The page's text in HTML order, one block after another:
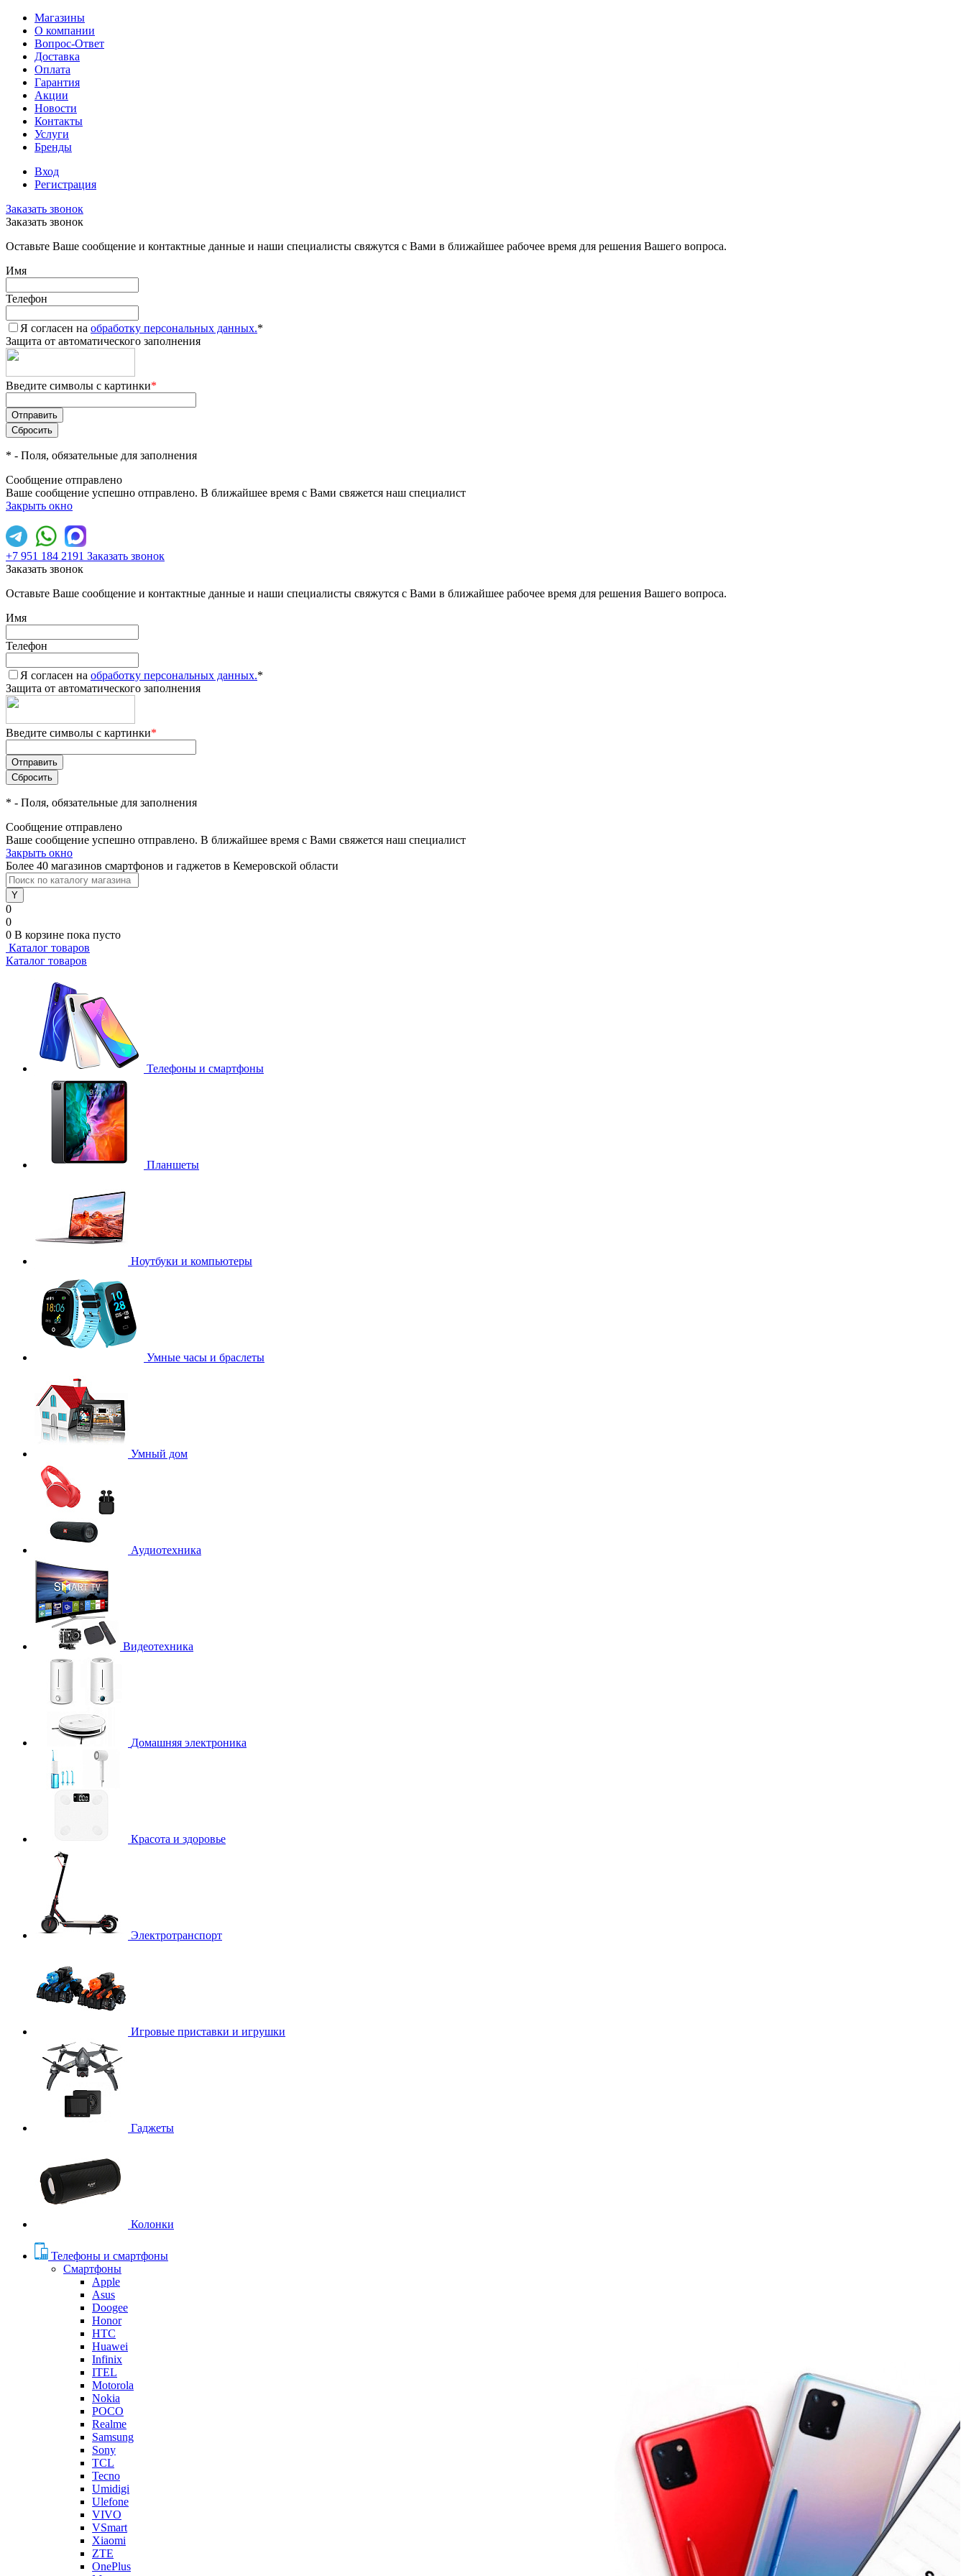
Магазины
О компании
Вопрос-Ответ
Доставка
Оплата
Гарантия
Акции
Новости
Контакты
Услуги
Бренды
Вход
Регистрация
Заказать звонок
Заказать звонок
Оставьте Ваше сообщение и контактные данные и наши специалисты свяжутся с Вами в ближайшее рабочее время для решения Вашего вопроса.
Имя
Телефон
Я согласен на обработку персональных данных.*
Защита от автоматического заполнения
Введите символы с картинки*
* - Поля, обязательные для заполнения
Сообщение отправлено
Ваше сообщение успешно отправлено. В ближайшее время с Вами свяжется наш специалист
Закрыть окно
+7 951 184 2191 Заказать звонок
Заказать звонок
Оставьте Ваше сообщение и контактные данные и наши специалисты свяжутся с Вами в ближайшее рабочее время для решения Вашего вопроса.
Имя
Телефон
Я согласен на обработку персональных данных.*
Защита от автоматического заполнения
Введите символы с картинки*
* - Поля, обязательные для заполнения
Сообщение отправлено
Ваше сообщение успешно отправлено. В ближайшее время с Вами свяжется наш специалист
Закрыть окно
Более 40 магазинов смартфонов и гаджетов в Кемеровской области
0
0
0 В корзине пока пусто
Каталог товаров
Каталог товаров
Телефоны и смартфоны
Планшеты
Ноутбуки и компьютеры
Умные часы и браслеты
Умный дом
Аудиотехника
Видеотехника
Домашняя электроника
Красота и здоровье
Электротранспорт
Игровые приставки и игрушки
Гаджеты
Колонки
Телефоны и смартфоны
Смартфоны
Apple
Asus
Doogee
Honor
HTC
Huawei
Infinix
ITEL
Motorola
Nokia
POCO
Realme
Samsung
Sony
TCL
Tecno
Umidigi
Ulefone
VIVO
VSmart
Xiaomi
ZTE
OnePlus